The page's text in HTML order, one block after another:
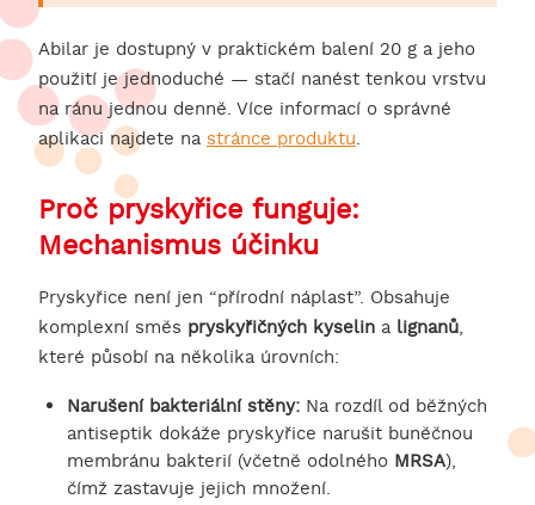
Abilar je dostupný v praktickém balení 20 g a jeho
použití je jednoduché — stačí nanést tenkou vrstvu
na ránu jednou denně. Více informací o správné
aplikaci najdete na stránce produktu.
Proč pryskyřice funguje:
Mechanismus účinku
Pryskyřice není jen “přírodní náplast”. Obsahuje
komplexní směs pryskyřičných kyselin a lignanů,
které působí na několika úrovních:
Narušení bakteriální stěny: Na rozdíl od běžných
antiseptik dokáže pryskyřice narušit buněčnou
membránu bakterií (včetně odolného MRSA),
čímž zastavuje jejich množení.